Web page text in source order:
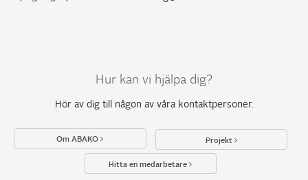
Hur kan vi hjälpa dig?
Hör av dig till någon av våra kontaktpersoner.
Om ABAKO Projekt
Hitta en medarbetare